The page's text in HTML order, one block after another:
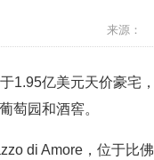
来源：
1.95亿美元天价豪宅
萄园和酒窖。
di Amore，位于比